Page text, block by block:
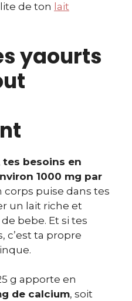
de ton lait
yaourts
tes besoins en
1000 mg par
corps puise dans tes
un lait riche et
bebe. Et si tes
c’est ta propre
g apporte en
de calcium, soit